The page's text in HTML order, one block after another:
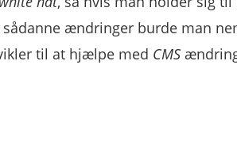
ændringer burde man
til at hjælpe med CMS